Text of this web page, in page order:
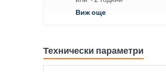
Виж още
Технически параметри